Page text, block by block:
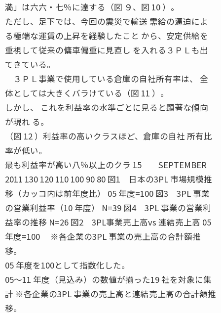
満」は六六・七％に達する（図 ９、図 10 ）。
ただし、足下では、今回の震災で輸送 需給の逼迫によ
る極端な運賃の上昇を経験したこと から、安定供給を
重視して従来の傭車偏重に見直し を入れる３ＰＬも出
てきている。
３ＰＬ事業で使用している倉庫の自社所有率は、 全
体としては大きくバラけている（図 11 ）。
しかし、 これを利益率の水準ごとに見ると顕著な傾向
が現れ る。
（図 12 ）利益率の高いクラスほど、倉庫の自社 所有比
率が低い。
最も利益率が高い八％以上のクラ 15 SEPTEMBER
2011 130 120 110 100 90 80 図1 日本の3PL 市場規模推
移（カッコ内は前年度比） 05 年度=100 図3 3PL 事業
の営業利益率（10 年度） N=39 図4 3PL 事業の営業利
益率の推移 N=26 図2 3PL事業売上高vs 連結売上高 05
年度=100 ※各企業の3PL 事業の売上高の合計額推
移。
05 年度を100として指数化した。
05〜11 年度（見込み）の数値が揃った19 社を対象に集
計 ※各企業の3PL 事業の売上高と連結売上高の合計額推
移。